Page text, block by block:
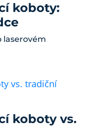
koboty:
laserovém
koboty vs.